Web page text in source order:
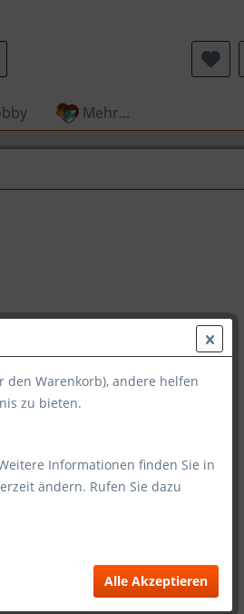
Mehr...
Post und Hermes
den Warenkorb), andere helfen
zu bieten.
Informationen finden Sie in
ändern. Rufen Sie dazu
Alle Akzeptieren